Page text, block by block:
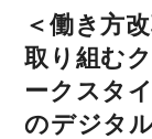
＜働き方
取り組む
ークスタ
のデジタ